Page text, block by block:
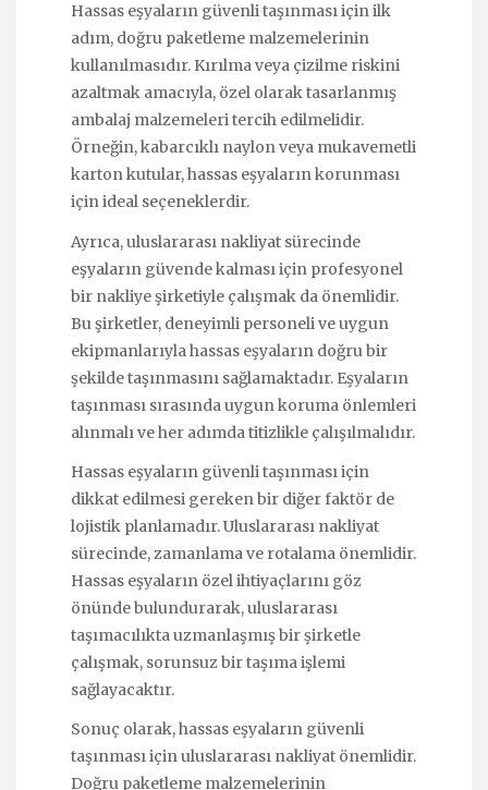
Hassas eşyaların güvenli taşınması için ilk
adım, doğru paketleme malzemelerinin
kullanılmasıdır. Kırılma veya çizilme riskini
azaltmak amacıyla, özel olarak tasarlanmış
ambalaj malzemeleri tercih edilmelidir.
Örneğin, kabarcıklı naylon veya mukavemetli
karton kutular, hassas eşyaların korunması
için ideal seçeneklerdir.
Ayrıca, uluslararası nakliyat sürecinde
eşyaların güvende kalması için profesyonel
bir nakliye şirketiyle çalışmak da önemlidir.
Bu şirketler, deneyimli personeli ve uygun
ekipmanlarıyla hassas eşyaların doğru bir
şekilde taşınmasını sağlamaktadır. Eşyaların
taşınması sırasında uygun koruma önlemleri
alınmalı ve her adımda titizlikle çalışılmalıdır.
Hassas eşyaların güvenli taşınması için
dikkat edilmesi gereken bir diğer faktör de
lojistik planlamadır. Uluslararası nakliyat
sürecinde, zamanlama ve rotalama önemlidir.
Hassas eşyaların özel ihtiyaçlarını göz
önünde bulundurarak, uluslararası
taşımacılıkta uzmanlaşmış bir şirketle
çalışmak, sorunsuz bir taşıma işlemi
sağlayacaktır.
Sonuç olarak, hassas eşyaların güvenli
taşınması için uluslararası nakliyat önemlidir.
Doğru paketleme malzemelerinin